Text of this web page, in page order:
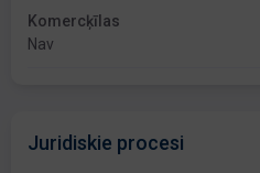
Komercķīlas
Nav
Juridiskie procesi